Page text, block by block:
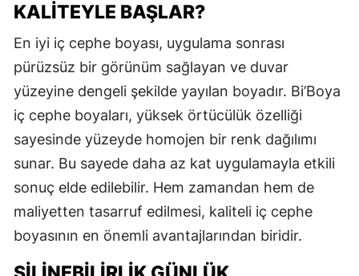
KALITEYLE BAŞLAR?
En iyi iç cephe boyası, uygulama sonrası
pürüzsüz bir görünüm sağlayan ve duvar
yüzeyine dengeli şekilde yayılan boyadır. Bi’Boya
iç cephe boyaları, yüksek örtücülük özelliği
sayesinde yüzeyde homojen bir renk dağılımı
sunar. Bu sayede daha az kat uygulamayla etkili
sonuç elde edilebilir. Hem zamandan hem de
maliyetten tasarruf edilmesi, kaliteli iç cephe
boyasının en önemli avantajlarından biridir.